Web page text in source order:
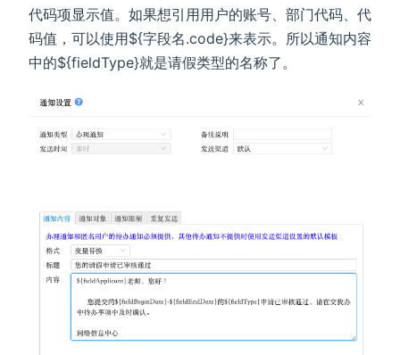
代码项显示值。如果想引用用户的账号、部门代码、代
码值，可以使用${字段名.code}来表示。所以通知内容
中的${fieldType}就是请假类型的名称了。